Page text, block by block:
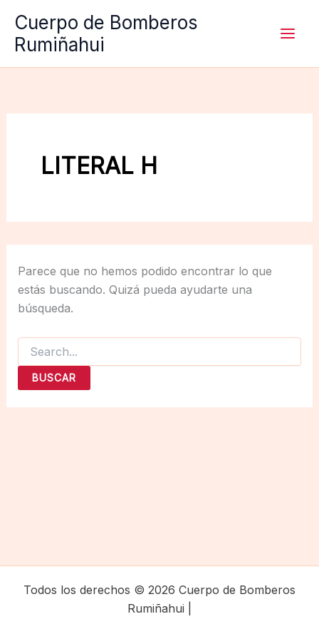
contenido
Cuerpo de Bomberos
Rumiñahui
LITERAL H
Parece que no hemos podido encontrar lo que
estás buscando. Quizá pueda ayudarte una
búsqueda.
Buscar
por:
Todos los derechos © 2026 Cuerpo de Bomberos
Rumiñahui |